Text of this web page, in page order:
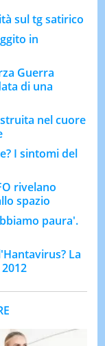
sul tg satirico
in
Guerra
di una
nel cuore
I sintomi del
rivelano
spazio
paura'.
La